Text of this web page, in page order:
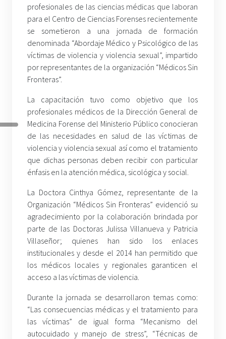
profesionales de las ciencias médicas que laboran
para el Centro de Ciencias Forenses recientemente
se sometieron a una jornada de formación
denominada “Abordaje Médico y Psicológico de las
víctimas de violencia y violencia sexual”, impartido
por representantes de la organización “Médicos Sin
Fronteras”.
La capacitación tuvo como objetivo que los
profesionales médicos de la Dirección General de
Medicina Forense del Ministerio Público conocieran
de las necesidades en salud de las víctimas de
violencia y violencia sexual así como el tratamiento
que dichas personas deben recibir con particular
énfasis en la atención médica, sicológica y social.
La Doctora Cinthya Gómez, representante de la
Organización “Médicos Sin Fronteras” evidenció su
agradecimiento por la colaboración brindada por
parte de las Doctoras Julissa Villanueva y Patricia
Villaseñor; quienes han sido los enlaces
institucionales y desde el 2014 han permitido que
los médicos locales y regionales garanticen el
acceso a las víctimas de violencia.
Durante la jornada se desarrollaron temas como:
“Las consecuencias médicas y el tratamiento para
las víctimas” de igual forma “Mecanismo del
autocuidado y manejo de stress”, “Técnicas de